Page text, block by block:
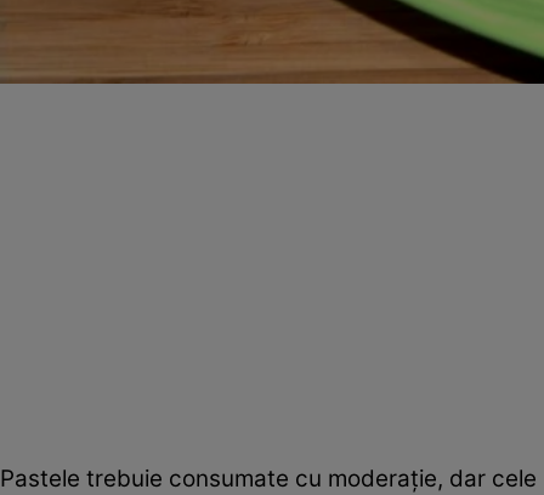
Pastele trebuie consumate cu moderaţie, dar